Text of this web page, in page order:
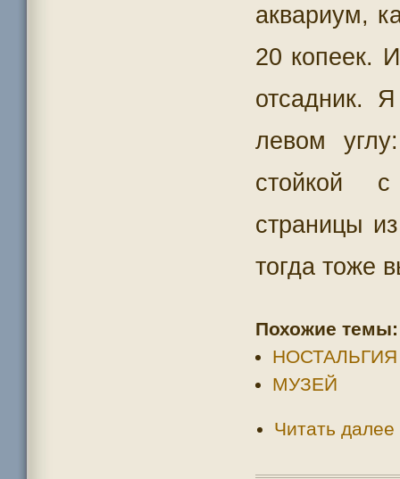
аквариум,
20 копеек.
отсадник.
левом
стойкой
страницы
тогда тоже
Похожие темы:
МУЗЕЙ
Читать далее